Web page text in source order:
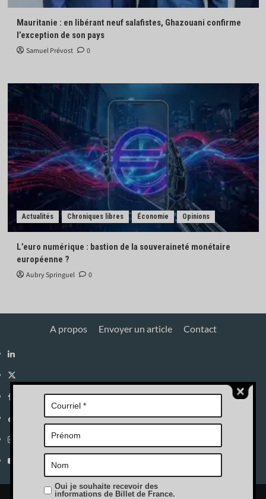
Mauritanie : en libérant neuf salafistes, Ghazouani confirme
l’exception de son pays
Samuel Prévost 0
Actualités Chroniques libres Économie Opinions
L’euro numérique : bastion de la souveraineté monétaire
européenne ?
Aubry Springuel 0
A propos Envoyer un article Contact
Linkedin
X
Facebook
Tik
Tok
Instagram
YouTube
Oui je souhaite recevoir des
informations de Billet de France.